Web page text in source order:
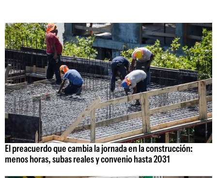
El preacuerdo que cambia la jornada en la construcción:
menos horas, subas reales y convenio hasta 2031